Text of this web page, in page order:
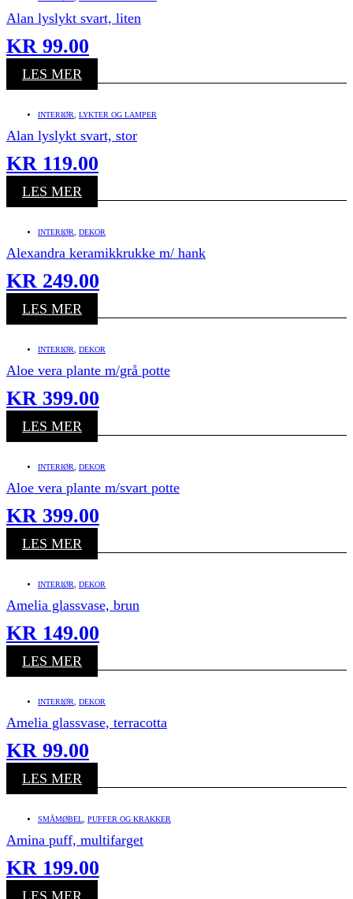
Alan lyslykt svart, liten
KR 99.00
LES MER
INTERIØR LYKTER OG LAMPER
Alan lyslykt svart, stor
KR 119.00
LES MER
INTERIØR DEKOR
Alexandra keramikkrukke m/ hank
KR 249.00
LES MER
INTERIØR DEKOR
Aloe vera plante m/grå potte
KR 399.00
LES MER
INTERIØR DEKOR
Aloe vera plante m/svart potte
KR 399.00
LES MER
INTERIØR DEKOR
Amelia glassvase, brun
KR 149.00
LES MER
INTERIØR DEKOR
Amelia glassvase, terracotta
KR 99.00
LES MER
SMÅMØBEL PUFFER OG KRAKKER
Amina puff, multifarget
KR 199.00
LES MER